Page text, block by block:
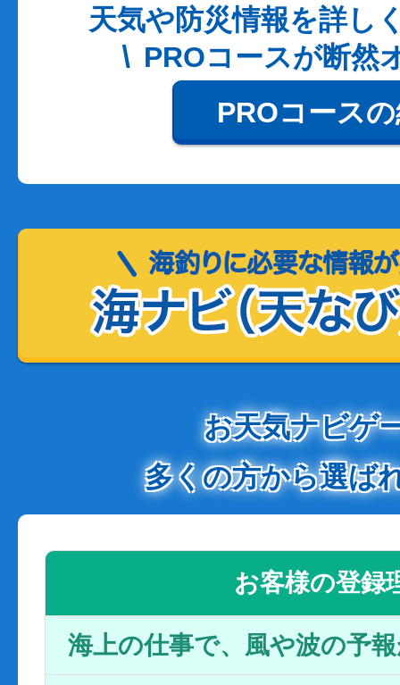
天気や防災情報を詳し
PROコースが断然
PROコース
お天気ナビゲ
多くの方から選ば
お客様の登録
海上の仕事で、風や波の予